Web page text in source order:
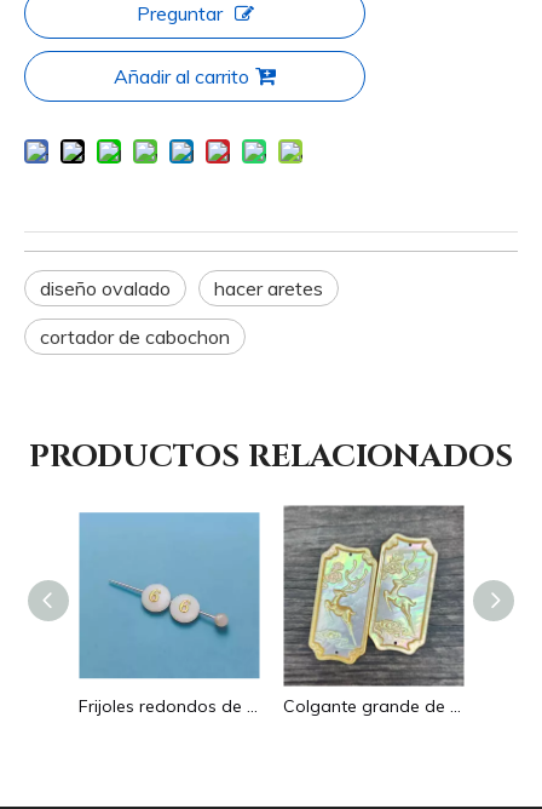
Preguntar
Añadir al carrito
diseño ovalado
hacer aretes
cortador de cabochon
PRODUCTOS RELACIONADOS
Frijoles redondos de nácar Natural para diseño de collar, corte de letras, cabujón de tamaño pequeño, fabricación de pulseras, concha de diseño Colgante grande de nácar Natural con imagen de animal, cuadrado de corte para collar con cabujón de diseño en relieve de concha amarilla